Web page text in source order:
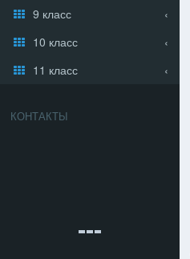
9 класс
10 класс
11 класс
КОНТАКТЫ